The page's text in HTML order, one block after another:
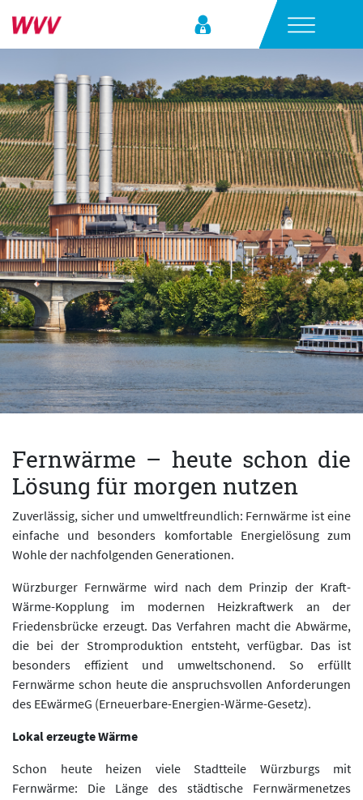
Fernwärme – heute schon die
Lösung für morgen nutzen
Zuverlässig, sicher und umweltfreundlich: Fernwärme ist eine
einfache und besonders komfortable Energielösung zum
Wohle der nachfolgenden Generationen.
Würzburger Fernwärme wird nach dem Prinzip der Kraft-
Wärme-Kopplung im modernen Heizkraftwerk an der
Friedensbrücke erzeugt. Das Verfahren macht die Abwärme,
die bei der Stromproduktion entsteht, verfügbar. Das ist
besonders effizient und umweltschonend. So erfüllt
Fernwärme schon heute die anspruchsvollen Anforderungen
des EEwärmeG (Erneuerbare-Energien-Wärme-Gesetz).
Lokal erzeugte Wärme
Schon heute heizen viele Stadtteile Würzburgs mit
Fernwärme: Die Länge des städtische Fernwärmenetzes